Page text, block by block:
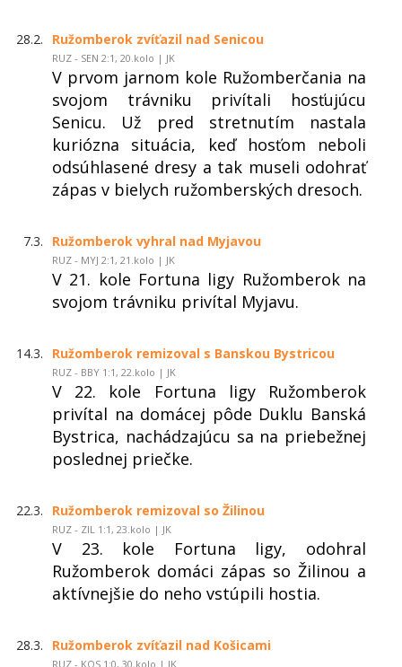
28.2. Ružomberok zvíťazil nad Senicou
RUZ - SEN 2:1, 20.kolo | JK
V prvom jarnom kole Ružomberčania na
svojom trávniku privítali hosťujúcu
Senicu. Už pred stretnutím nastala
kuriózna situácia, keď hosťom neboli
odsúhlasené dresy a tak museli odohrať
zápas v bielych ružomberských dresoch.
7.3. Ružomberok vyhral nad Myjavou
RUZ - MYJ 2:1, 21.kolo | JK
V 21. kole Fortuna ligy Ružomberok na
svojom trávniku privítal Myjavu.
14.3. Ružomberok remizoval s Banskou Bystricou
RUZ - BBY 1:1, 22.kolo | JK
V 22. kole Fortuna ligy Ružomberok
privítal na domácej pôde Duklu Banská
Bystrica, nachádzajúcu sa na priebežnej
poslednej priečke.
22.3. Ružomberok remizoval so Žilinou
RUZ - ZIL 1:1, 23.kolo | JK
V 23. kole Fortuna ligy, odohral
Ružomberok domáci zápas so Žilinou a
aktívnejšie do neho vstúpili hostia.
28.3. Ružomberok zvíťazil nad Košicami
RUZ - KOS 1:0, 30.kolo | JK